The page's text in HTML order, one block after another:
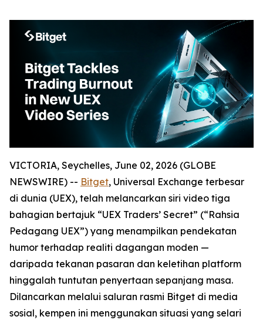
VICTORIA, Seychelles, June 02, 2026 (GLOBE
NEWSWIRE) -- Bitget, Universal Exchange terbesar
di dunia (UEX), telah melancarkan siri video tiga
bahagian bertajuk “UEX Traders’ Secret” (“Rahsia
Pedagang UEX”) yang menampilkan pendekatan
humor terhadap realiti dagangan moden —
daripada tekanan pasaran dan keletihan platform
hinggalah tuntutan penyertaan sepanjang masa.
Dilancarkan melalui saluran rasmi Bitget di media
sosial, kempen ini menggunakan situasi yang selari